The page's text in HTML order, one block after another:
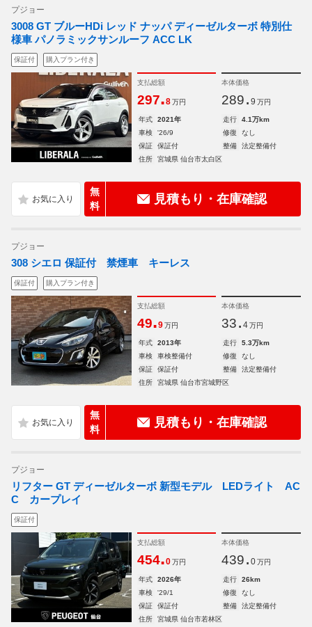
プジョー
3008 GT ブルーHDi レッド ナッパ ディーゼルターボ 特別仕
様車 パノラミックサンルーフ ACC LK
保証付 購入プラン付き
支払総額
297.8 万円
本体価格
289. 9 万円
年式 2021年 走行
4.1万km
車検
'26/9 修復
なし
保証
保証付 整備
法定整備付
住所
宮城県 仙台市太白区
無
料
見積もり・在庫確認
プジョー
308 シエロ 保証付 禁煙車 キーレス
保証付 購入プラン付き
支払総額
49.9 万円
本体価格
33. 4 万円
年式 2013年 走行
5.3万km
車検
車検整備付 修復
なし
保証
保証付 整備
法定整備付
住所
宮城県 仙台市宮城野区
無
料
見積もり・在庫確認
プジョー
リフター GT ディーゼルターボ 新型モデル LEDライト AC
C カープレイ
保証付
支払総額
454.0 万円
本体価格
439. 0 万円
年式 2026年 走行
26km
車検
'29/1 修復
なし
保証
保証付 整備
法定整備付
住所
宮城県 仙台市若林区